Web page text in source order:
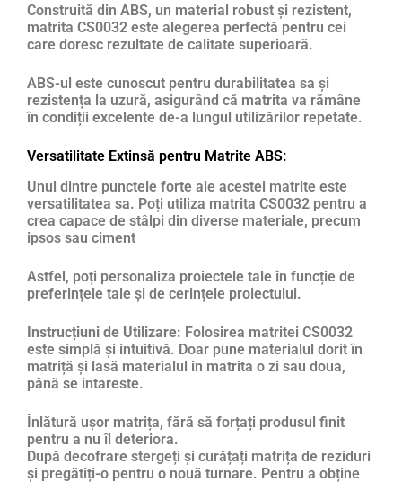
Construită din ABS, un material robust și rezistent,
matrita CS0032 este alegerea perfectă pentru cei
care doresc rezultate de calitate superioară.
ABS-ul este cunoscut pentru durabilitatea sa și
rezistența la uzură, asigurând că matrita va rămâne
în condiții excelente de-a lungul utilizărilor repetate.
Versatilitate Extinsă pentru Matrite ABS:
Unul dintre punctele forte ale acestei matrite este
versatilitatea sa. Poți utiliza matrita CS0032 pentru a
crea capace de stâlpi din diverse materiale, precum
ipsos sau ciment
Astfel, poți personaliza proiectele tale în funcție de
preferințele tale și de cerințele proiectului.
Instrucțiuni de Utilizare: Folosirea matritei CS0032
este simplă și intuitivă. Doar pune materialul dorit în
matriță și lasă materialul in matrita o zi sau doua,
până se intareste.
Înlătură ușor matrița, fără să forțați produsul finit
pentru a nu îl deteriora.
După decofrare stergeți și curățați matrița de reziduri
și pregătiți-o pentru o nouă turnare. Pentru a obține